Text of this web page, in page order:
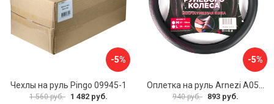
-5%
Чехлы на руль Pingo 09945-1
1 560 руб. 1 482 руб.
-5%
940 руб. 893 руб.